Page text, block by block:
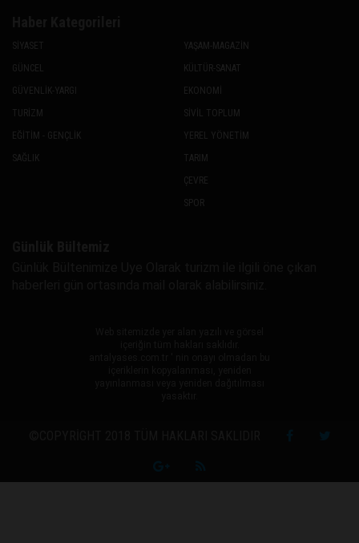
SİYASET
GÜNCEL
GÜVENLİK-YARGI
TURİZM
EĞİTİM - GENÇLİK
SAĞLIK
YAŞAM-MAGAZİN
KÜLTÜR-SANAT
EKONOMİ
SİVİL TOPLUM
YEREL YÖNETİM
TARIM
ÇEVRE
SPOR